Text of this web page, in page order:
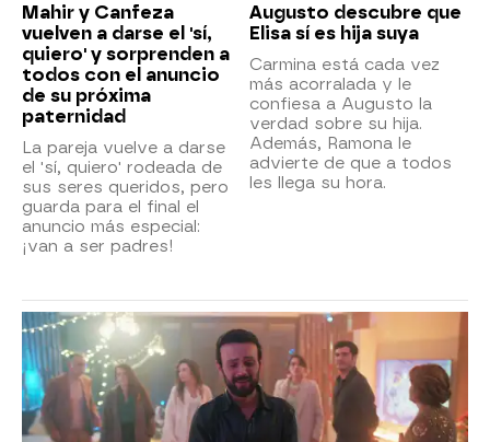
Mahir y Canfeza
vuelven a darse el 'sí,
quiero' y sorprenden a
todos con el anuncio
de su próxima
paternidad
La pareja vuelve a darse
el 'sí, quiero' rodeada de
sus seres queridos, pero
guarda para el final el
anuncio más especial:
¡van a ser padres!
Augusto descubre que
Elisa sí es hija suya
Carmina está cada vez
más acorralada y le
confiesa a Augusto la
verdad sobre su hija.
Además, Ramona le
advierte de que a todos
les llega su hora.